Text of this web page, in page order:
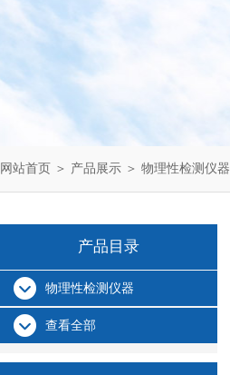
网站首页 ＞ 产品展示 ＞ 物理性检测仪器
产品目录
物理性检测仪器
查看全部